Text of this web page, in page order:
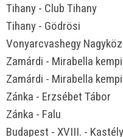
Tihany - Club Tihany
Tihany - Gödrösi
Vonyarcvashegy
Zamárdi - Mirabella
Zamárdi - Mirabella
Zánka - Erzsébet Tábor
Zánka - Falu
Budapest - XVIII. -